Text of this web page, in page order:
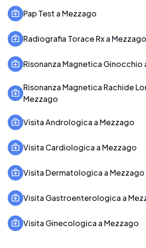
Pap Test a Mezzago
Radiografia Torace Rx a Mezzago
Risonanza Magnetica Ginocchio
Risonanza Magnetica Rachide
Mezzago
Visita Andrologica a Mezzago
Visita Cardiologica a Mezzago
Visita Dermatologica a Mezzago
Visita Gastroenterologica a
Visita Ginecologica a Mezzago